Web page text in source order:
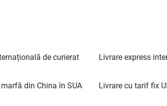
de curierat
Livrare express
din China în SUA Livrare cu tarif fix